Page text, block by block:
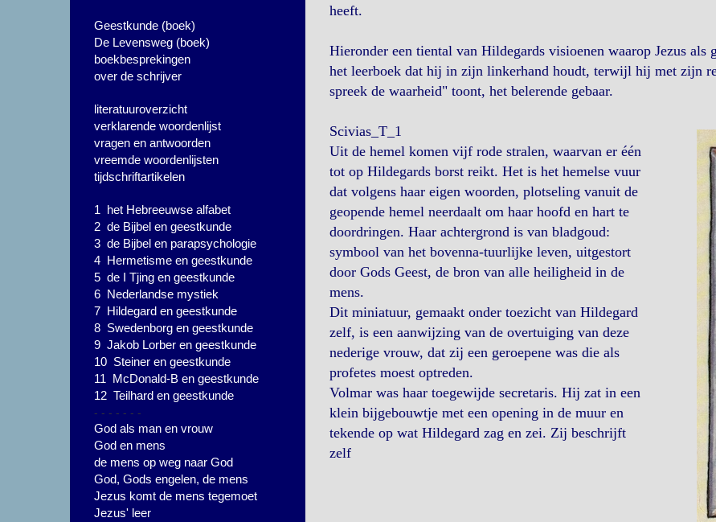
Geestkunde (boek)
De Levensweg (boek)
boekbesprekingen
over de schrijver
literatuuroverzicht
verklarende woordenlijst
vragen en antwoorden
vreemde woordenlijsten
tijdschriftartikelen
1 het Hebreeuwse alfabet
2 de Bijbel en geestkunde
3 de Bijbel en parapsychologie
4 Hermetisme en geestkunde
5 de I Tjing en geestkunde
6 Nederlandse mystiek
7 Hildegard en geestkunde
8 Swedenborg en geestkunde
9 Jakob Lorber en geestkunde
10 Steiner en geestkunde
11 McDonald-B en geestkunde
12 Teilhard en geestkunde
- - - - - - -
God als man en vrouw
God en mens
de mens op weg naar God
God, Gods engelen, de mens
Jezus komt de mens tegemoet
Jezus' leer
heeft.
Hieronder een tiental van Hildegards visioenen waarop Jezus als
het leerboek dat hij in zijn linkerhand houdt, terwijl hij met zijn
spreek de waarheid" toont, het belerende gebaar.
Scivias_T_1
Uit de hemel komen vijf rode stralen, waarvan er één
tot op Hildegards borst reikt. Het is het hemelse vuur
dat volgens haar eigen woorden, plotseling vanuit de
geopende hemel neerdaalt om haar hoofd en hart te
doordringen. Haar achtergrond is van bladgoud:
symbool van het bovenna-tuurlijke leven, uitgestort
door Gods Geest, de bron van alle heiligheid in de
mens.
Dit miniatuur, gemaakt onder toezicht van Hildegard
zelf, is een aanwijzing van de overtuiging van deze
nederige vrouw, dat zij een geroepene was die als
profetes moest optreden.
Volmar was haar toegewijde secretaris. Hij zat in een
klein bijgebouwtje met een opening in de muur en
tekende op wat Hildegard zag en zei. Zij beschrijft
zelf